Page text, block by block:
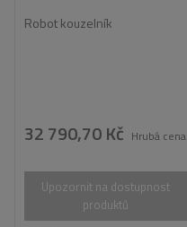
Robot kouzelník
32 790,70 Kč Hrubá cena
Upozornit na dostupnost
produktů